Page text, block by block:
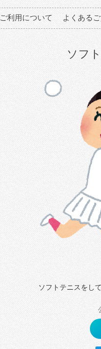
ご利用について よくある
ソフ
ソフトテニスをし